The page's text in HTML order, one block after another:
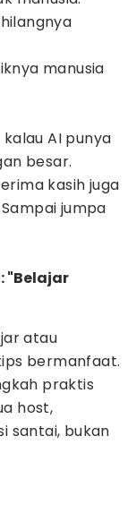
manusia
AI punya
besar.
kasih juga
jumpa
"Belajar
atau
bermanfaat.
praktis
host,
santai, bukan